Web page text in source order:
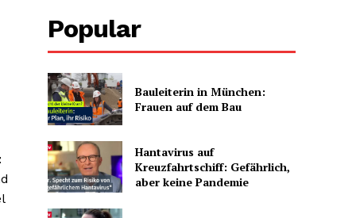
Popular
Bauleiterin in München:
Frauen auf dem Bau
Hantavirus auf
Kreuzfahrtschiff: Gefährlich,
aber keine Pandemie